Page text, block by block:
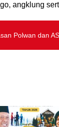
angklung
Polwan dan